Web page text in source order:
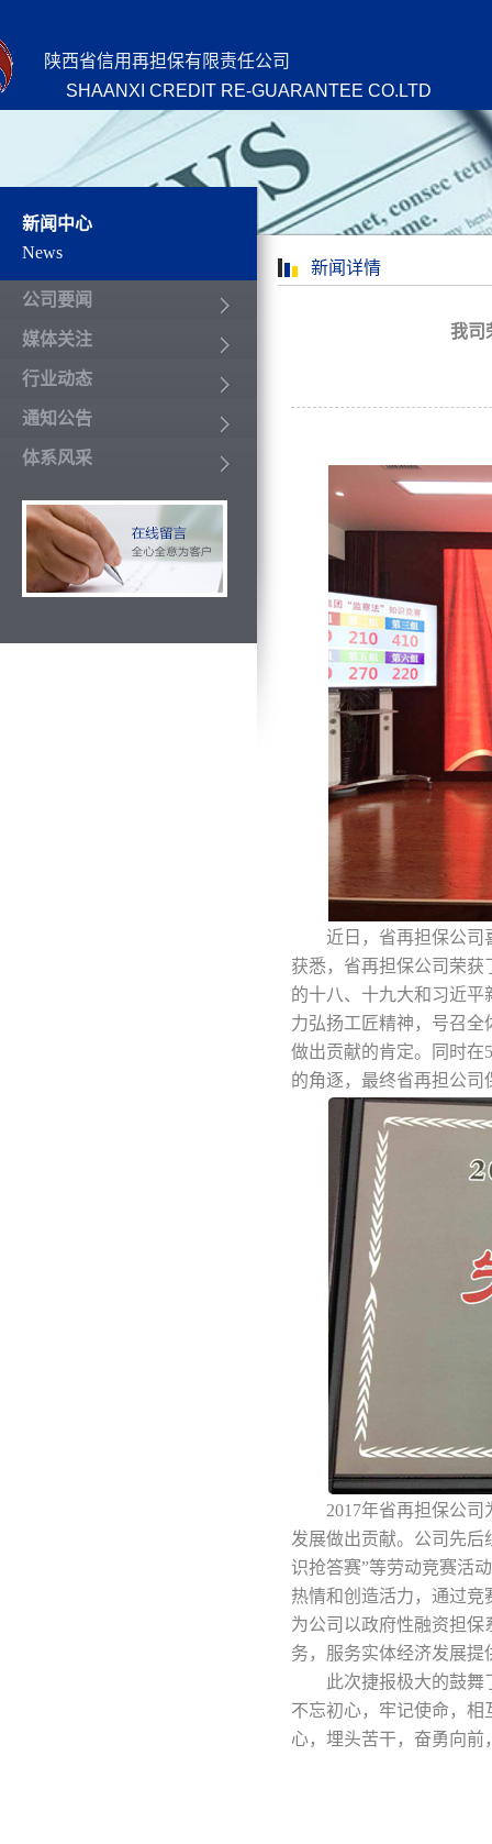
陕西省信用再担保有限责任公司
SHAANXI CREDIT RE-GUARANTEE CO.LTD
新闻中心
News
公司要闻
媒体关注
行业动态
通知公告
体系风采
新闻详情
我司
近日，省再担保公司
获悉，省再担保公司荣获
的十八、十九大和习近平
力弘扬工匠精神，号召
做出贡献的肯定。同时在
的角逐，最终省再担公
2017年省再担保公
发展做出贡献。公司先后
识抢答赛”等劳动竞赛活
热情和创造活力，通过
为公司以政府性融资担
务，服务实体经济发展提
此次捷报极大的鼓
不忘初心，牢记使命，
心，埋头苦干，奋勇向